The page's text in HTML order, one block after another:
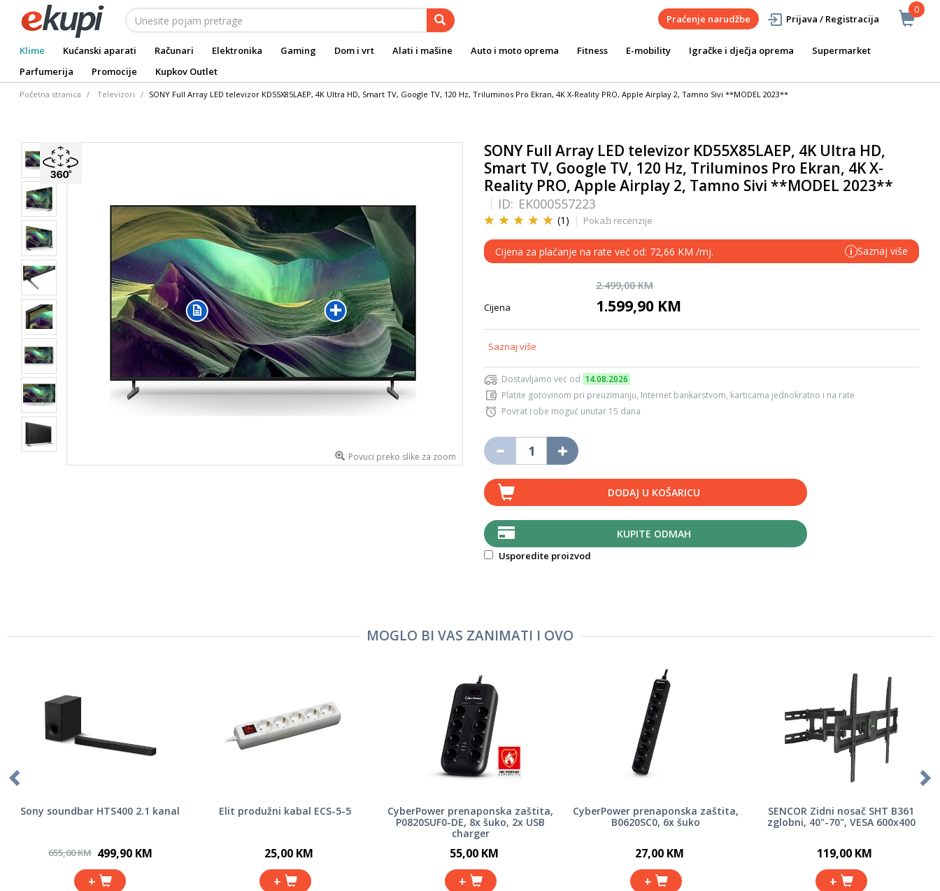
0
Praćenje narudžbe Prijava / Registracija
Klime Kućanski aparati Računari Elektronika Gaming Dom i vrt Alati i mašine Auto i moto oprema Fitness E-mobility Igračke i dječja oprema
Supermarket
Parfumerija
Promocije Kupkov Outlet
Početna stranica Televizori SONY Full Array LED televizor KD55X85LAEP, 4K Ultra HD, Smart TV, Google TV, 120 Hz, Triluminos Pro Ekran, 4K X-Reality PRO, Apple Airplay 2, Tamno Sivi **MODEL 2023**
Povuci preko slike za zoom
SONY Full Array LED televizor KD55X85LAEP, 4K Ultra HD,
Smart TV, Google TV, 120 Hz, Triluminos Pro Ekran, 4K X-
Reality PRO, Apple Airplay 2, Tamno Sivi **MODEL 2023**
ID: EK000557223
(1) Pokaži recenzije
Cijena za plaćanje na rate već od: 72,66 KM /mj. i Saznaj više
2.499,00 KM
Cijena 1.599,90 KM
Saznaj više
Dostavljamo već od 14.08.2026
Platite gotovinom pri preuzimanju, Internet bankarstvom, karticama jednokratno i na rate
Povrat robe moguć unutar 15 dana
DODAJ U KOŠARICU
KUPITE ODMAH
Usporedite proizvod
MOGLO BI VAS ZANIMATI I OVO
Sony soundbar HTS400 2.1 kanal
655,00 KM 499,90 KM
+
Elit produžni kabal ECS-5-5
25,00 KM
+
CyberPower prenaponska zaštita,
P0820SUF0-DE, 8x šuko, 2x USB
charger
55,00 KM
+
CyberPower prenaponska zaštita,
B0620SC0, 6x šuko
27,00 KM
+
SENCOR Zidni nosač SHT B361
zglobni, 40"-70", VESA 600x400
119,00 KM
+